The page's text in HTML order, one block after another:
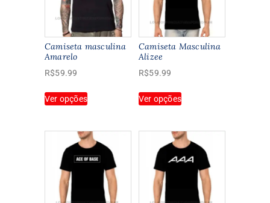
Camiseta masculina
Amarelo
R$59.99
Ver opçõesproduto
várias
variantes.
As
opções
podem
Camiseta Masculina
Alizee
R$59.99
Ver opçõesproduto
várias
variantes.
As
opções
podem